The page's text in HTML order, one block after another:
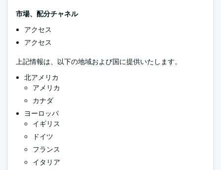
市場、配分チャネル
アクセス
アクセス
上記情報は、以下の地域および国に提供いたします。
北アメリカ
アメリカ
カナダ
ヨーロッパ
イギリス
ドイツ
フランス
イタリア